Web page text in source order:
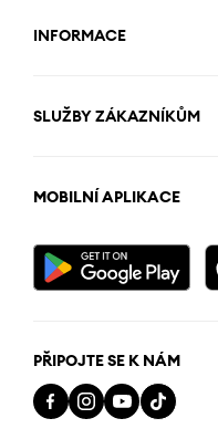
INFORMACE
SLUŽBY ZÁKAZNÍKŮM
MOBILNÍ APLIKACE
PŘIPOJTE SE K NÁM